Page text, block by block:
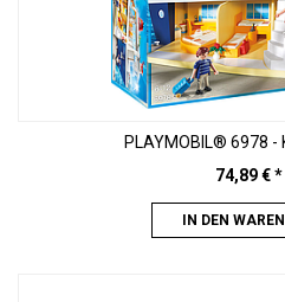
PLAYMOBIL® 6978
74,89€*
IN DEN